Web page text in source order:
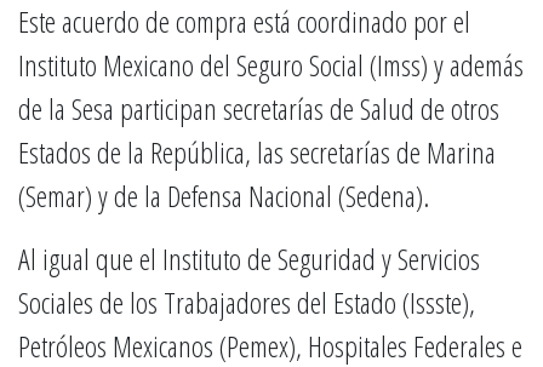
Este acuerdo de compra está coordinado por el
Instituto Mexicano del Seguro Social (Imss) y además
de la Sesa participan secretarías de Salud de otros
Estados de la República, las secretarías de Marina
(Semar) y de la Defensa Nacional (Sedena).
Al igual que el Instituto de Seguridad y Servicios
Sociales de los Trabajadores del Estado (Issste),
Petróleos Mexicanos (Pemex), Hospitales Federales e